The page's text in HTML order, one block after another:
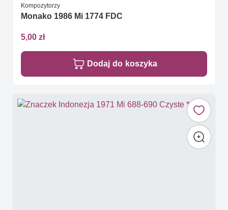
Kompozytorzy
Monako 1986 Mi 1774 FDC
5,00 zł
Dodaj do koszyka